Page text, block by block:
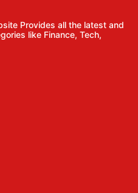
Provides all the latest and
like Finance, Tech,